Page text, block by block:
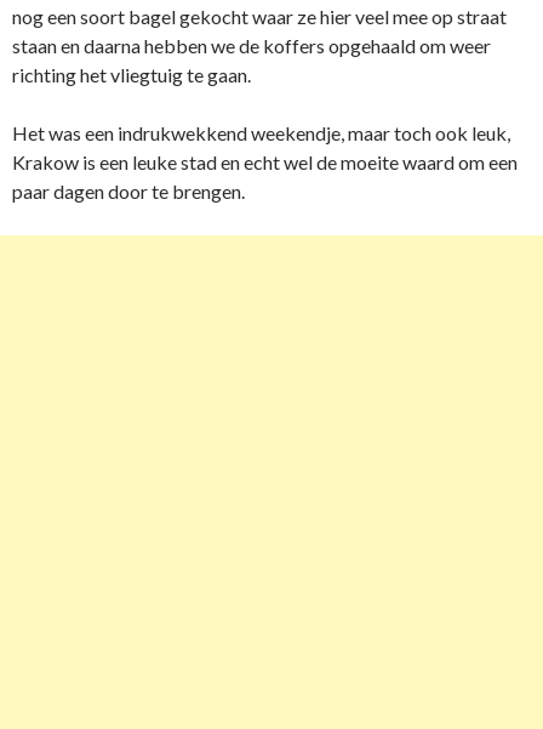
nog een soort bagel gekocht waar ze hier veel mee op straat
staan en daarna hebben we de koffers opgehaald om weer
richting het vliegtuig te gaan.
Het was een indrukwekkend weekendje, maar toch ook leuk,
Krakow is een leuke stad en echt wel de moeite waard om een
paar dagen door te brengen.